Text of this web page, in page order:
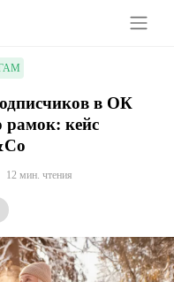
в ОК
кейс
12 мин. чтения